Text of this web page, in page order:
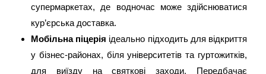
супермаркетах, де водночас може здійснюватися
кур’єрська доставка.
Мобільна піцерія ідеально підходить для відкриття
у бізнес-районах, біля університетів та гуртожитків,
для виїзду на святкові заходи. Передбачає